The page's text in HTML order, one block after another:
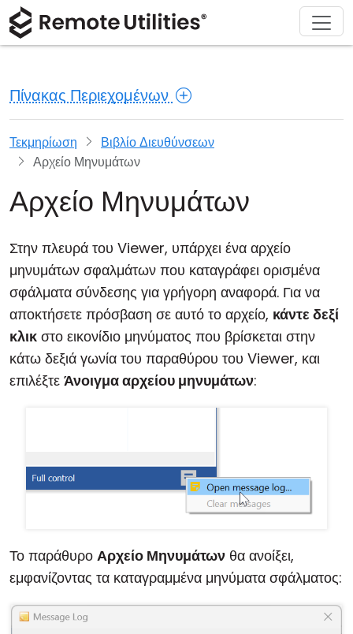
Πίνακας Περιεχομένων
Τεκμηρίωση
Βιβλίο Διευθύνσεων
Αρχείο Μηνυμάτων
Αρχείο Μηνυμάτων
Στην πλευρά του Viewer, υπάρχει ένα αρχείο
μηνυμάτων σφαλμάτων που καταγράφει ορισμένα
σφάλματα σύνδεσης για γρήγορη αναφορά. Για να
αποκτήσετε πρόσβαση σε αυτό το αρχείο, κάντε δεξί
κλικ στο εικονίδιο μηνύματος που βρίσκεται στην
κάτω δεξιά γωνία του παραθύρου του Viewer, και
επιλέξτε Άνοιγμα αρχείου μηνυμάτων:
Το παράθυρο Αρχείο Μηνυμάτων θα ανοίξει,
εμφανίζοντας τα καταγραμμένα μηνύματα σφάλματος:
Προϊόν
Ασφάλεια
Στιγμιότυπα
Τρόποι Σύνδεσης
Μη Επίβλεπτη Πρόσβαση
Υποστήριξη Active Directory
Διαμόρφωση MSI
Cloud & Τοπική Εγκατάσταση
Λύσεις
Κατασκευή και Λιανική
Υγειονομική περίθαλψη
Πληροφορική
Κατέβασμα
macOS
Linux
Αγορά
Βοηθός άδειας χρήσης
Αναβάθμιση της άδειας χρήσης σας
Υποστήριξη
Τεκμηρίωση
Βάση γνώσεων
Σχετικά
Σαλόνι τύπου
Γράψτε μια κριτική